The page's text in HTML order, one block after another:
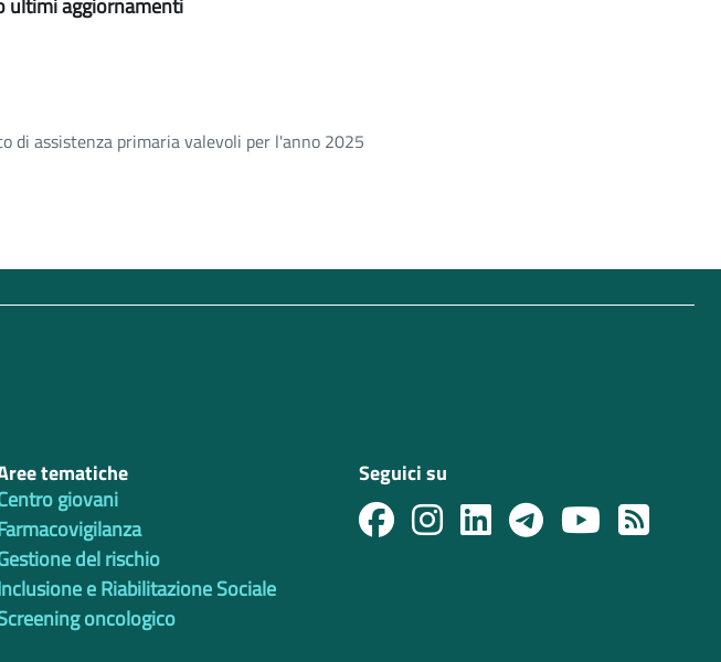
ultimi aggiornamenti
di assistenza primaria valevoli per l'anno 2025
tematiche
giovani
del rischio
e Riabilitazione Sociale
oncologico
Seguici su